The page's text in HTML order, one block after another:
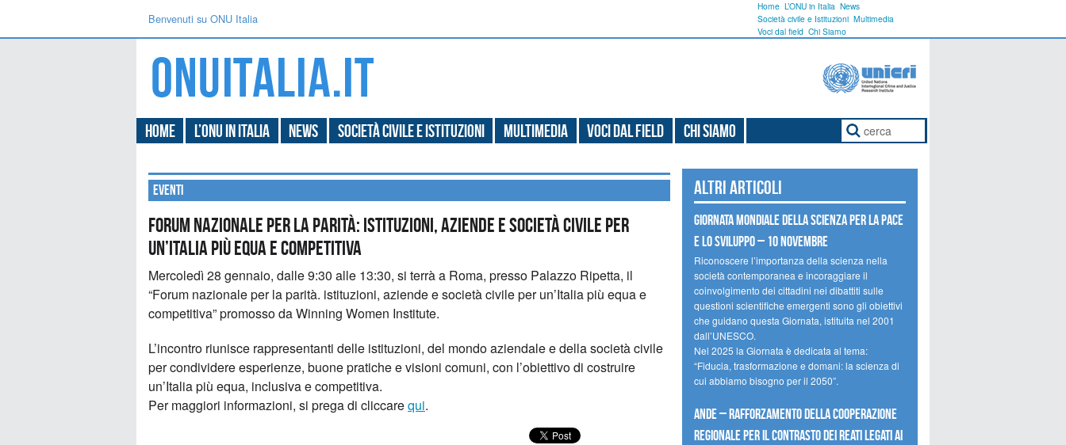
Benvenuti su ONU Italia
Home L’ONU in Italia News
Società civile e Istituzioni Multimedia
Voci dal field Chi Siamo
Home L’ONU in Italia News Società civile e Istituzioni Multimedia Voci dal field Chi Siamo
Eventi
FORUM NAZIONALE PER LA PARITÀ: ISTITUZIONI, AZIENDE E SOCIETÀ CIVILE PER
UN’ITALIA PIÙ EQUA E COMPETITIVA
Mercoledì 28 gennaio, dalle 9:30 alle 13:30, si terrà a Roma, presso Palazzo Ripetta, il
“Forum nazionale per la parità. istituzioni, aziende e società civile per un’Italia più equa e
competitiva” promosso da Winning Women Institute.
L’incontro riunisce rappresentanti delle istituzioni, del mondo aziendale e della società civile
per condividere esperienze, buone pratiche e visioni comuni, con l’obiettivo di costruire
un’Italia più equa, inclusiva e competitiva.
Per maggiori informazioni, si prega di cliccarequi.
Altri articoli
Giornata mondiale della scienza per la pace
e lo sviluppo – 10 novembre
Riconoscere l’importanza della scienza nella
società contemporanea e incoraggiare il
coinvolgimento dei cittadini nei dibattiti sulle
questioni scientifiche emergenti sono gli obiettivi
che guidano questa Giornata, istituita nel 2001
dall’UNESCO.
Nel 2025 la Giornata è dedicata al tema:
“Fiducia, trasformazione e domani: la scienza di
cui abbiamo bisogno per il 2050”.
Ande – Rafforzamento della cooperazione
regionale per il contrasto dei reati legati ai